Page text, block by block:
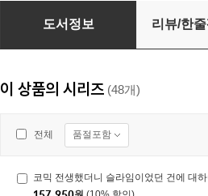
코믹 전생했더니 슬라임이었던 건
도서정보 리뷰/한
이 상품의 시리즈 (48개)
전체 품절포함
코믹 전생했더니 슬라임이었던 건에 대